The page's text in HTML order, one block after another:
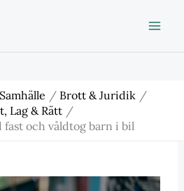
Brott & Juridik
Lag & Rätt
fast och våldtog barn i bil